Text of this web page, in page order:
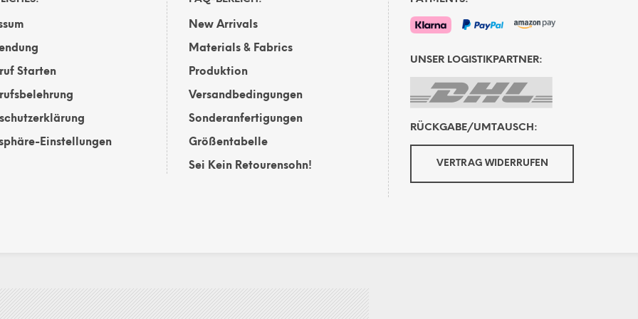
Produktseite
Produktseite
Starten
Einstellungen
New Arrivals
Materials & Fabrics
Produktion
Versandbedingungen
Sonderanfertigungen
Größentabelle
Sei Kein Retourensohn!
UNSER LOGISTIKPARTNER:
RÜCKGABE/UMTAUSCH:
VERTRAG WIDERRUFEN